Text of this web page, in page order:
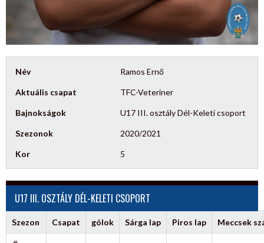
Név Ramos Ernő
Aktuális csapat TFC-Veteriner
Bajnokságok U17 III. osztály Dél-Keleti csoport
Szezonok 2020/2021
Kor 5
U17 III. OSZTÁLY DÉL-KELETI CSOPORT
Szezon Csapat gólok Sárga lap Piros lap Meccsek